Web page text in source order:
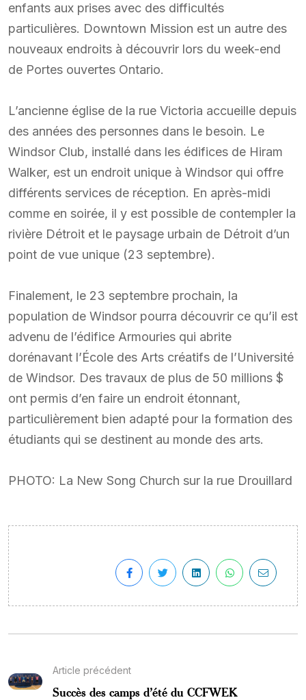
enfants aux prises avec des difficultés
particulières. Downtown Mission est un autre des
nouveaux endroits à découvrir lors du week-end
de Portes ouvertes Ontario.
L’ancienne église de la rue Victoria accueille depuis
des années des personnes dans le besoin. Le
Windsor Club, installé dans les édifices de Hiram
Walker, est un endroit unique à Windsor qui offre
différents services de réception. En après-midi
comme en soirée, il y est possible de contempler la
rivière Détroit et le paysage urbain de Détroit d’un
point de vue unique (23 septembre).
Finalement, le 23 septembre prochain, la
population de Windsor pourra découvrir ce qu’il est
advenu de l’édifice Armouries qui abrite
dorénavant l’École des Arts créatifs de l’Université
de Windsor. Des travaux de plus de 50 millions $
ont permis d’en faire un endroit étonnant,
particulièrement bien adapté pour la formation des
étudiants qui se destinent au monde des arts.
PHOTO: La New Song Church sur la rue Drouillard
Article précédent
Succès des camps d’été du CCFWEK